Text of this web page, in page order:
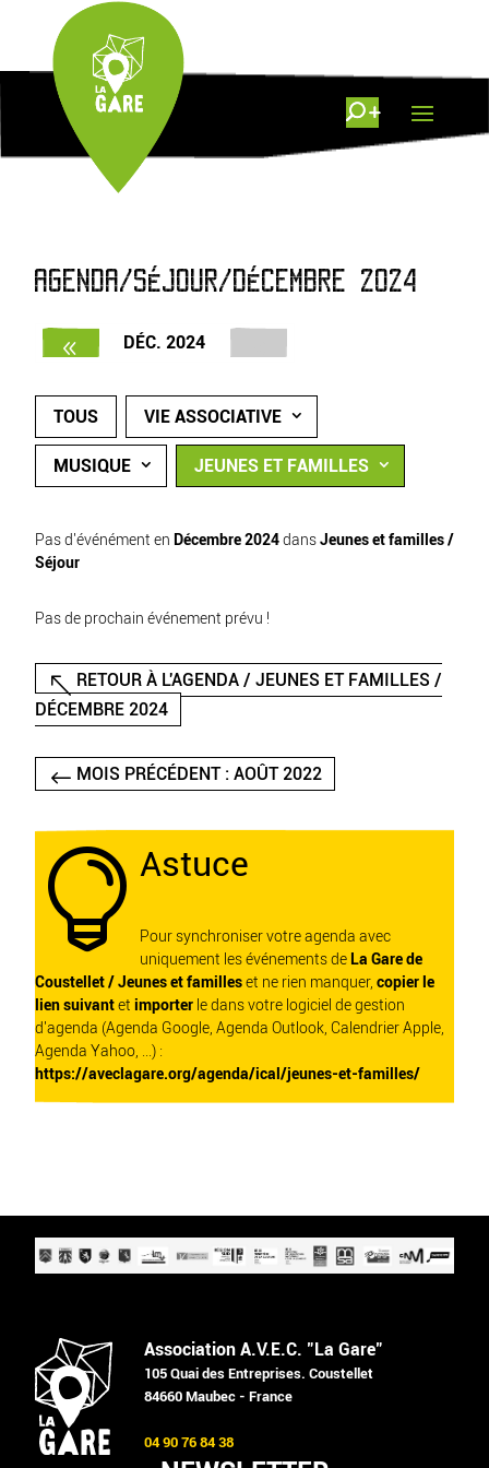
AGENDA/SÉJOUR/DÉCEMBRE 2024
DÉC. 2024
TOUS VIE ASSOCIATIVE
MUSIQUE JEUNES ET FAMILLES
Pas d'événément en Décembre 2024dansJeunes et familles /
Séjour
Pas de prochain événement prévu !
RETOUR À L'AGENDA / JEUNES ET FAMILLES /
DÉCEMBRE 2024
MOIS PRÉCÉDENT : AOÛT 2022
 Astuce
Pour synchroniser votre agenda avec
uniquement les événements de La Gare de
Coustellet / Jeunes et familleset ne rien manquer, copier le
lien suivantet importer le dans votre logiciel de gestion
d'agenda (Agenda Google, Agenda Outlook, Calendrier Apple,
Agenda Yahoo, ...) :
https://aveclagare.org/agenda/ical/jeunes-et-familles/
Association A.V.E.C. "La Gare"
105 Quai des Entreprises. Coustellet
84660 Maubec - France
04 90 76 84 38